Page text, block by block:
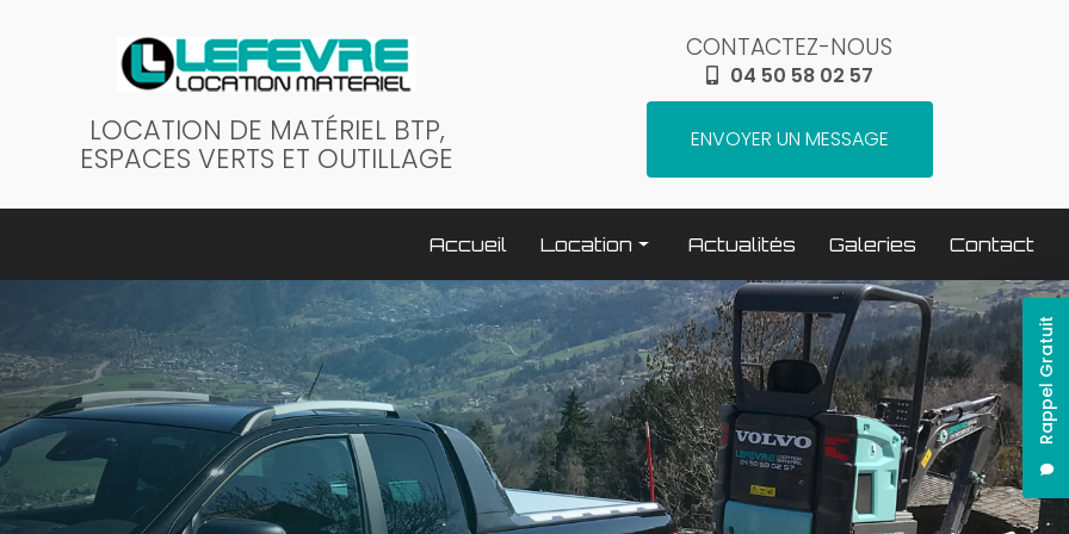
LOCATION DE MATÉRIEL BTP,
ESPACES VERTS ET OUTILLAGE
CONTACTEZ-NOUS
04 50 58 02 57
ENVOYER UN MESSAGE
Rappel Gratuit
Accueil
Location
Terrassement / compactage
Transport
Elévation / levage
Espaces verts
Traitement béton
Nettoyage
Actualités Galeries Contact